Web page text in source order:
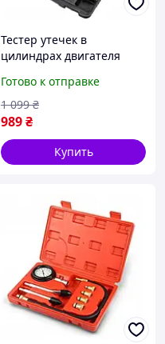
Тестер утечек в
цилиндрах двигателя
Готово к отправке
989₴
1 099 ₴
Купить